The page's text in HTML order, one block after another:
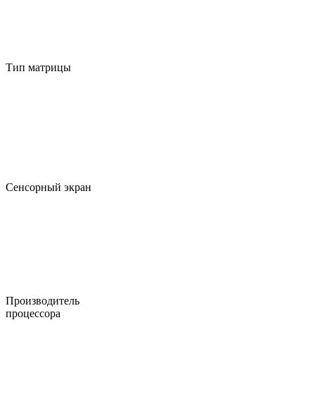
Тип матрицы
Сенсорный экран
Производитель
процессора